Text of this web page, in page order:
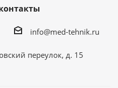
info@med-tehnik.ru
переулок, д. 15